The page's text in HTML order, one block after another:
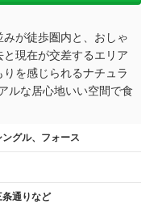
が徒歩圏内と、おしゃ
現在が交差するエリア
を感じられるナチュラ
ルな居心地いい空間で食
グル、フォース
通りなど